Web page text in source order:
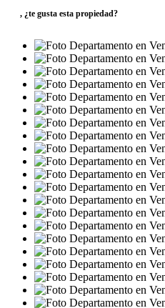
, ¿te gusta esta propiedad?